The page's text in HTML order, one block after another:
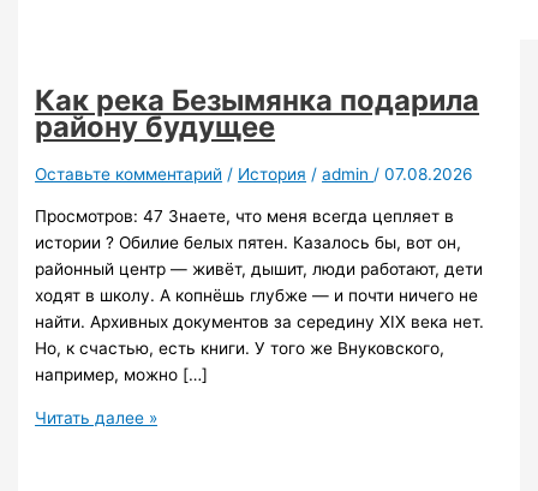
Как река Безымянка подарила
району будущее
Оставьте комментарий / История /admin/07.08.2026
Просмотров: 47 Знаете, что меня всегда цепляет в
истории ? Обилие белых пятен. Казалось бы, вот он,
районный центр — живёт, дышит, люди работают, дети
ходят в школу. А копнёшь глубже — и почти ничего не
найти. Архивных документов за середину XIX века нет.
Но, к счастью, есть книги. У того же Внуковского,
например, можно […]
Как
Читать далее »